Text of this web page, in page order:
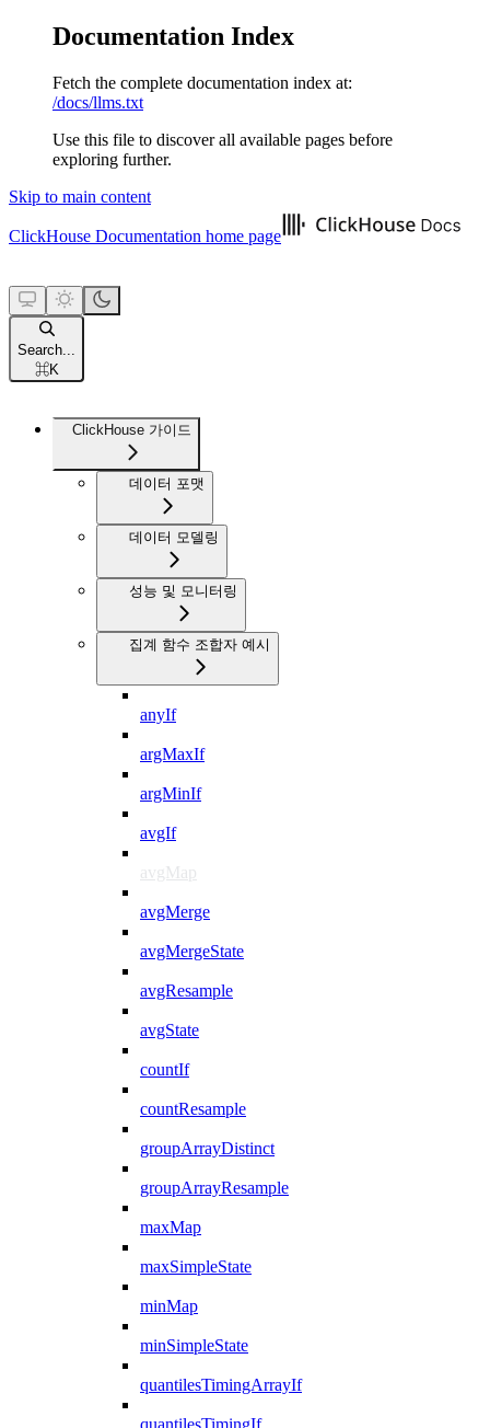
Documentation Index
Fetch the complete documentation index at:
/docs/llms.txt
Use this file to discover all available pages before
exploring further.
Skip to main content
ClickHouse Documentation home page
Search...
⌘K
ClickHouse 가이드
데이터 포맷
데이터 모델링
성능 및 모니터링
집계 함수 조합자 예시
anyIf
argMaxIf
argMinIf
avgIf
avgMap
avgMerge
avgMergeState
avgResample
avgState
countIf
countResample
groupArrayDistinct
groupArrayResample
maxMap
maxSimpleState
minMap
minSimpleState
quantilesTimingArrayIf
quantilesTimingIf